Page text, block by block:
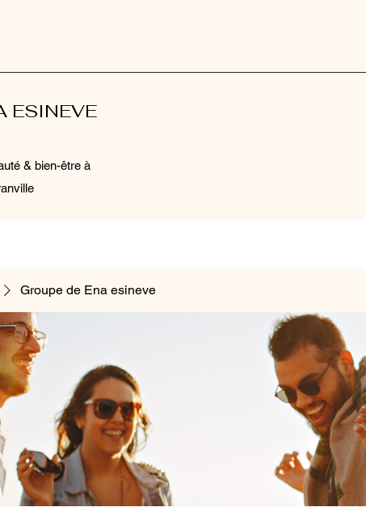
ESINEVE
& bien-être à
Groupe de Ena esineve